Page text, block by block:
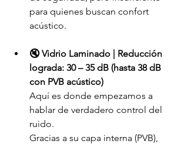
para quienes buscan confort
acústico.
🔇 Vidrio Laminado | Reducción
lograda: 30 – 35 dB (hasta 38 dB
con PVB acústico)
Aquí es donde empezamos a
hablar de verdadero control del
ruido.
Gracias a su capa interna (PVB),